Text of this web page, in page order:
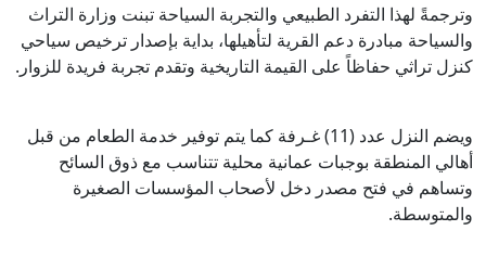
وترجمةً لهذا التفرد الطبيعي والتجربة السياحة تبنت وزارة التراث
والسياحة مبادرة دعم القرية لتأهيلها، بداية بإصدار ترخيص سياحي
كنزل تراثي حفاظاً على القيمة التاريخية وتقدم تجربة فريدة للزوار.
ويضم النزل عدد (11) غـرفة كما يتم توفير خدمة الطعام من قبل
أهالي المنطقة بوجبات عمانية محلية تتناسب مع ذوق السائح
وتساهم في فتح مصدر دخل لأصحاب المؤسسات الصغيرة
والمتوسطة.